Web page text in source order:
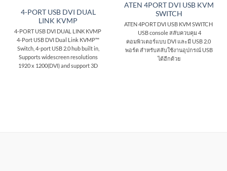
4-PORT USB DVI DUAL
LINK KVMP
4-PORT USB DVI DUAL LINK KVMP
4-Port USB DVI Dual Link KVMP™
Switch, 4-port USB 2.0 hub built in,
Supports widescreen resolutions
1920 x 1200(DVI) and support 3D
ATEN 4PORT DVI USB KVM
SWITCH
ATEN 4PORT DVI USB KVM SWITCH
USB console สลับควบคุม 4
คอมพิวเตอร์แบบ DVI และมี USB 2.0
พอร์ต สำหรับสลับใช้งานอุปกรณ์ USB
ได้อีกด้วย